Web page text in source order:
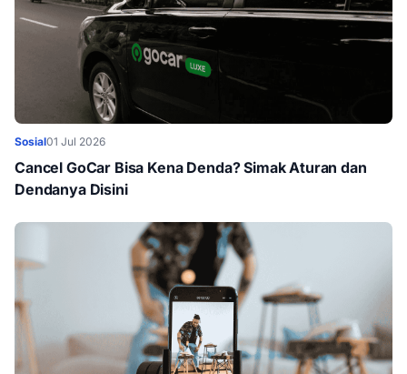
Sosial01 Jul 2026
Cancel GoCar Bisa Kena Denda? Simak Aturan dan
Dendanya Disini